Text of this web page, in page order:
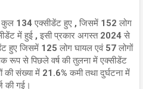
134 एक्सीडेंट हुए , जिसमें 152 लोग
में हुई , इसी प्रकार अगस्त 2024 से
जिसमें 125 लोग घायल एवं 57 लोगों
रूप से पिछले वर्ष की तुलना में एक्सीडेंट
संख्या में 21.6% कमी तथा दुर्घटना में
की गई।